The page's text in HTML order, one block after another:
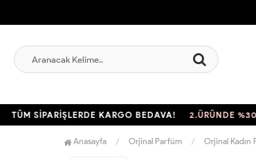
SİPARİŞLERDE KARGO BEDAVA! 2.ÜRÜNDE %30
Anasayfa Orjinal Parfüm Orjinal Kadın